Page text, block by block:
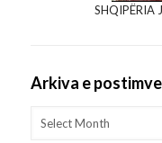
SHQIPËRIA
Arkiva e